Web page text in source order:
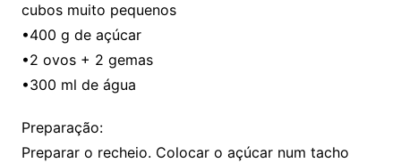
cubos muito pequenos
•400 g de açúcar
•2 ovos + 2 gemas
•300 ml de água
Preparação:
Preparar o recheio. Colocar o açúcar num tacho